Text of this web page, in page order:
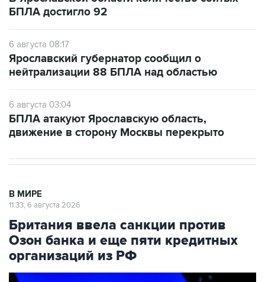
БПЛА достигло 92
6 августа 08:17
Ярославский губернатор сообщил о
нейтрализации 88 БПЛА над областью
6 августа 03:04
БПЛА атакуют Ярославскую область,
движение в сторону Москвы перекрыто
В МИРЕ
11:33, 6 августа 2026
Британия ввела санкции против
Озон банка и еще пяти кредитных
организаций из РФ